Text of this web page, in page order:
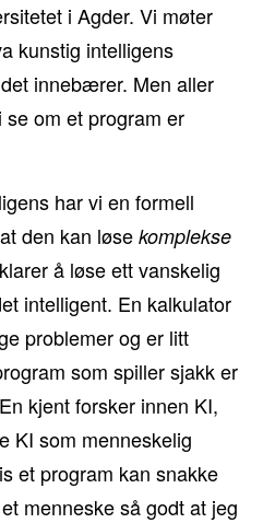
i Agder. Vi møter
kunstig intelligens
innebærer. Men aller
om et program er
har vi en formell
den kan løse komplekse
å løse ett vanskelig
intelligent. En kalkulator
problemer og er litt
som spiller sjakk er
kjent forsker innen KI,
KI som menneskelig
et program kan snakke
menneske så godt at jeg